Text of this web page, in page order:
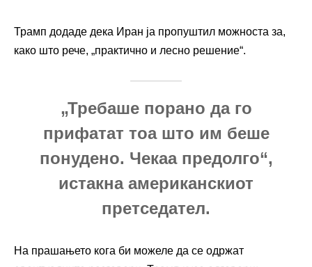
Трамп додаде дека Иран ја пропуштил можноста за,
како што рече, „практично и лесно решение“.
„Требаше порано да го
прифатат тоа што им беше
понудено. Чекаа предолго“,
истакна американскиот
претседател.
На прашањето кога би можеле да се одржат